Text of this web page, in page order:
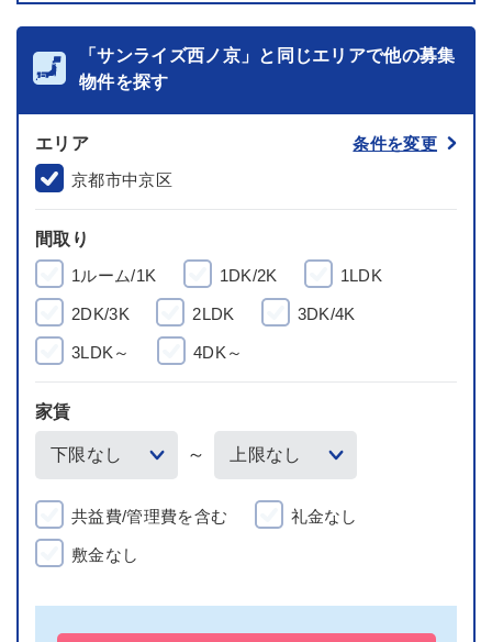
「サンライズ西ノ京」と同じエリアで他の募集
物件を探す
エリア
条件を変更
京都市中京区
間取り
1ルーム/1K
1DK/2K 1LDK
2DK/3K 2LDK 3DK/4K
3LDK～ 4DK～
家賃
～
共益費/管理費を含む 礼金なし
敷金なし